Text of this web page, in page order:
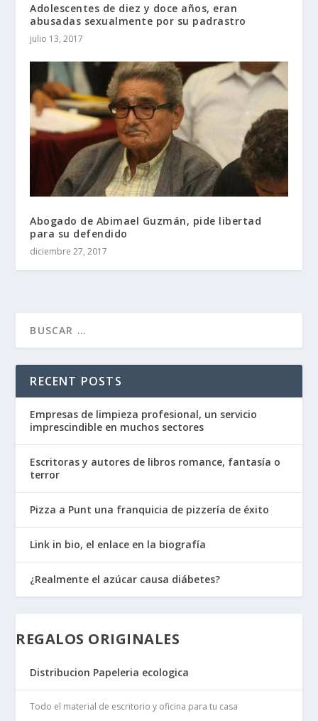
Adolescentes de diez y doce años, eran
abusadas sexualmente por su padrastro
julio 13, 2017
Abogado de Abimael Guzmán, pide libertad
para su defendido
diciembre 27, 2017
RECENT POSTS
Empresas de limpieza profesional, un servicio
imprescindible en muchos sectores
Escritoras y autores de libros romance, fantasía o
terror
Pizza a Punt una franquicia de pizzería de éxito
Link in bio, el enlace en la biografía
¿Realmente el azúcar causa diábetes?
REGALOS ORIGINALES
Distribucion Papeleria ecologica
Todo el material de escritorio y oficina para tu casa